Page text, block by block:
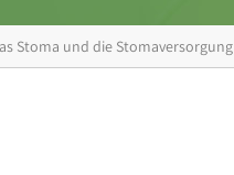
Stoma und die Stomaversorgung